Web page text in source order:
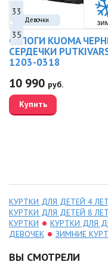
Девочки
33
35
САПОГИ KUOMA
СЕРДЕЧКИ
1203-0318
10 990 руб.
Купить
КУРТКИ ДЛЯ ДЕТЕЙ 4
КУРТКИ ДЛЯ ДЕТЕЙ 8 ЛЕТ
КУРТКИ
КУРТКИ ДЛЯ
ДЕВОЧЕК
ЗИМНИЕ
ВЫ СМОТРЕЛИ